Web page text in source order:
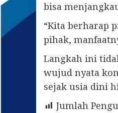
bisa
“Kita berharap
pihak,
Langkah ini
wujud nyata
sejak usia dini
Jumlah